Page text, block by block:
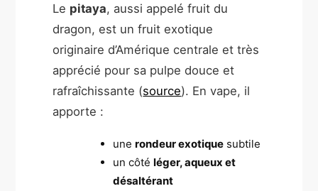
Le pitaya, aussi appelé fruit du
dragon, est un fruit exotique
originaire d’Amérique centrale et très
apprécié pour sa pulpe douce et
rafraîchissante (source). En vape, il
apporte :
unerondeur exotique subtile
un côtéléger, aqueux et
désaltérant